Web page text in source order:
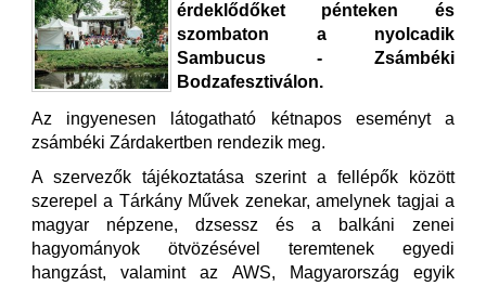
érdeklődőket pénteken és
szombaton a nyolcadik
Sambucus - Zsámbéki
Bodzafesztiválon.
Az ingyenesen látogatható kétnapos eseményt a
zsámbéki Zárdakertben rendezik meg.
A szervezők tájékoztatása szerint a fellépők között
szerepel a Tárkány Művek zenekar, amelynek tagjai a
magyar népzene, dzsessz és a balkáni zenei
hagyományok ötvözésével teremtenek egyedi
hangzást, valamint az AWS, Magyarország egyik